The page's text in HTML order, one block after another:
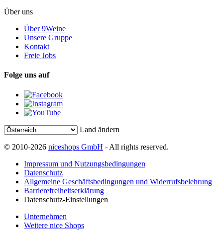
Über uns
Über 9Weine
Unsere Gruppe
Kontakt
Freie Jobs
Folge uns auf
Land ändern
© 2010-2026 niceshops GmbH - All rights reserved.
Impressum und Nutzungsbedingungen
Datenschutz
Allgemeine Geschäftsbedingungen und Widerrufsbelehrung
Barrierefreiheitserklärung
Datenschutz-Einstellungen
Unternehmen
Weitere nice Shops